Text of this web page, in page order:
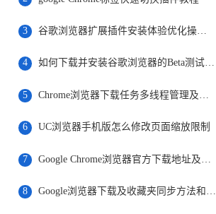
3 谷歌浏览器扩展插件安装体验优化操作实操报告
4 如何下载并安装谷歌浏览器的Beta测试版本
5
6 UC浏览器手机版怎么修改页面缩放限制
7
8 Google浏览器下载及收藏夹同步方法和常见故障解决